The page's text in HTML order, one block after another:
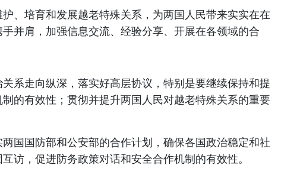
、培育和发展越老特殊关系，为两国人民带来实实在在
并肩，加强信息交流、经验分享、开展在各领域的合
系走向纵深，落实好高层协议，特别是要继续保持和提
的有效性；贯彻并提升两国人民对越老特殊关系的重要
国国防部和公安部的合作计划，确保各国政治稳定和社
访，促进防务政策对话和安全合作机制的有效性。